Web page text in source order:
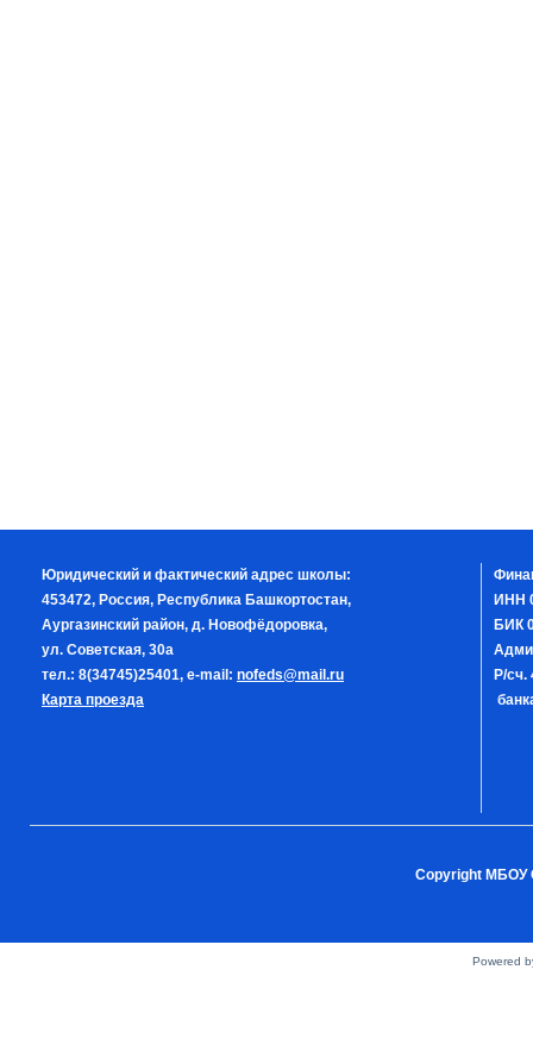
Юридический и фактический адрес школы:
453472, Россия, Республика Башкортостан,
Аургазинский район, д. Новофёдоровка,
ул. Советская, 30а
тел.: 8(34745)25401, e-mail: nofeds@mail.ru
Карта проезда
ИНН
БИК
Р/сч.
Copyright МБОУ
Powered